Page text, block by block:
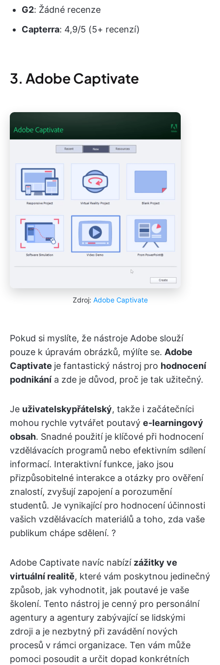
G2: Žádné recenze
Capterra: 4,9/5 (5+ recenzí)
3. Adobe Captivate
Zdroj: Adobe Captivate
Pokud si myslíte, že nástroje Adobe slouží
pouze k úpravám obrázků, mýlíte se. Adobe
Captivate je fantastický nástroj pro hodnocení
podnikání a zde je důvod, proč je tak užitečný.
Je uživatelskypřátelský, takže i začátečníci
mohou rychle vytvářet poutavý e-learningový
obsah. Snadné použití je klíčové při hodnocení
vzdělávacích programů nebo efektivním sdílení
informací. Interaktivní funkce, jako jsou
přizpůsobitelné interakce a otázky pro ověření
znalostí, zvyšují zapojení a porozumění
studentů. Je vynikající pro hodnocení účinnosti
vašich vzdělávacích materiálů a toho, zda vaše
publikum chápe sdělení. ?
Adobe Captivate navíc nabízí zážitky ve
virtuální realitě, které vám poskytnou jedinečný
způsob, jak vyhodnotit, jak poutavé je vaše
školení. Tento nástroj je cenný pro personální
agentury a agentury zabývající se lidskými
zdroji a je nezbytný při zavádění nových
procesů v rámci organizace. Ten vám může
pomoci posoudit a určit dopad konkrétních